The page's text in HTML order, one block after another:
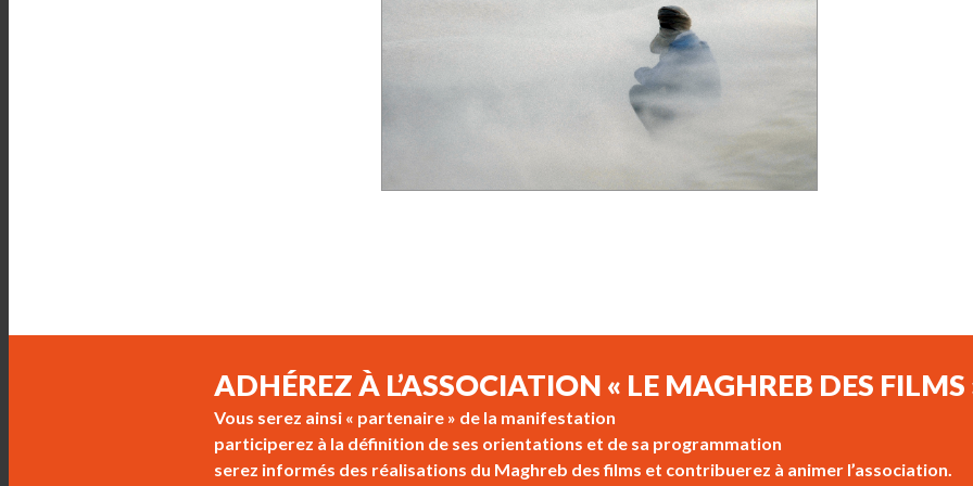
ADHÉREZ À L’ASSOCIATION « LE MAGHREB DES FILMS
Vous serez ainsi « partenaire » de la manifestation
participerez à la définition de ses orientations et de sa programmation
serez informés des réalisations du Maghreb des films et contribuerez à animer l’association.